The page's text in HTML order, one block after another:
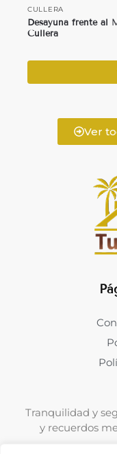
CULLERA
Desayuna frente al
Cullera
Ver
Tranquilidad y
y recuerdos